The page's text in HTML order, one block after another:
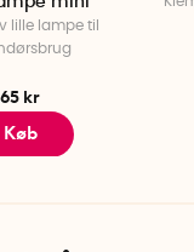
lille lampe til
65 kr
Køb